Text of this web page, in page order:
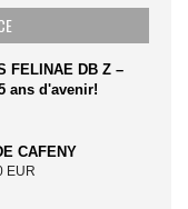
FELINAE DB Z –
ans d'avenir!
CAFENY
EUR